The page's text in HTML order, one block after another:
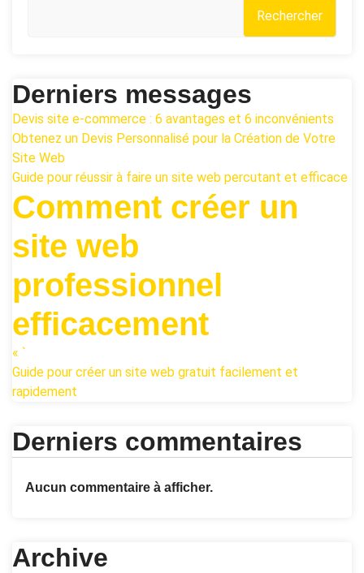
Rechercher
Derniers messages
Devis site e-commerce : 6 avantages et 6 inconvénients
Obtenez un Devis Personnalisé pour la Création de Votre
Site Web
Guide pour réussir à faire un site web percutant et efficace
Comment créer un
site web
professionnel
efficacement
« `
Guide pour créer un site web gratuit facilement et
rapidement
Derniers commentaires
Aucun commentaire à afficher.
Archive